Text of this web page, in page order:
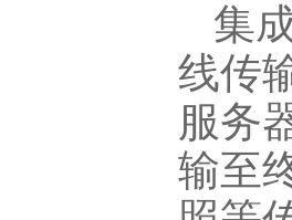
集
线传
服务
输至